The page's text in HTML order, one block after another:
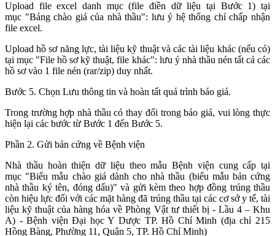
Upload file excel danh mục (file điền dữ liệu tại Bước 1) tại
mục "Bảng chào giá của nhà thầu": lưu ý hệ thống chỉ chấp nhận
file excel.
Upload hồ sơ năng lực, tài liệu kỹ thuật và các tài liệu khác (nếu có)
tại mục "File hồ sơ kỹ thuật, file khác": lưu ý nhà thầu nén tất cả các
hồ sơ vào 1 file nén (rar/zip) duy nhất.
Bước 5. Chọn Lưu thông tin và hoàn tất quá trình báo giá.
Trong trường hợp nhà thầu có thay đổi trong báo giá, vui lòng thực
hiện lại các bước từ Bước 1 đến Bước 5.
Phần 2. Gửi bản cứng về Bệnh viện
Nhà thầu hoàn thiện dữ liệu theo mẫu Bệnh viện cung cấp tại
mục "Biểu mẫu chào giá dành cho nhà thầu (biểu mẫu bản cứng
nhà thầu ký tên, đóng dấu)" và gửi kèm theo hợp đồng trúng thầu
còn hiệu lực đối với các mặt hàng đã trúng thầu tại các cơ sở y tế, tài
liệu kỹ thuật của hàng hóa về Phòng Vật tư thiết bị - Lầu 4 – Khu
A) - Bệnh viện Đại học Y Dược TP. Hồ Chí Minh (địa chỉ 215
Hồng Bàng, Phường 11, Quận 5, TP. Hồ Chí Minh)